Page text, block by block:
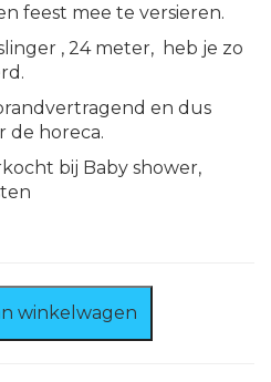
feest mee te versieren.
, 24 meter, heb je zo
en dus
de horeca.
bij Baby shower,
winkelwagen